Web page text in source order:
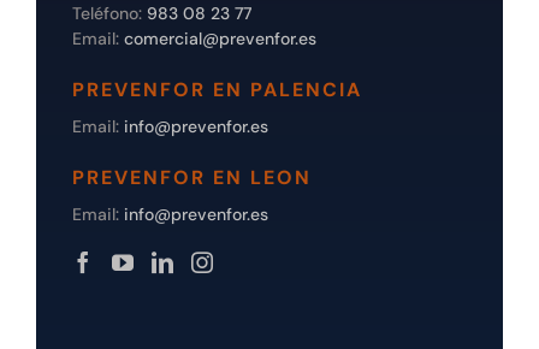
Teléfono: 983 08 23 77
Email: comercial@prevenfor.es
PREVENFOR EN PALENCIA
Email: info@prevenfor.es
PREVENFOR EN LEON
Email: info@prevenfor.es